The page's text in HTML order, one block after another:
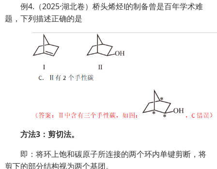
例4.（2025·湖北卷）桥头烯烃Ⅰ的制备曾是百年学术难
题，下列描述正确的是
方法3：剪切法。
即：将环上饱和碳原子所连接的两个环内单键剪断，将
剪下的部分结构视为两个基团。